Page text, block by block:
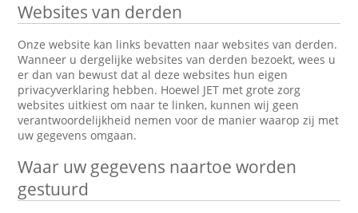
Websites van derden
Onze website kan links bevatten naar websites van derden.
Wanneer u dergelijke websites van derden bezoekt, wees u
er dan van bewust dat al deze websites hun eigen
privacyverklaring hebben. Hoewel JET met grote zorg
websites uitkiest om naar te linken, kunnen wij geen
verantwoordelijkheid nemen voor de manier waarop zij met
uw gegevens omgaan.
Waar uw gegevens naartoe worden
gestuurd